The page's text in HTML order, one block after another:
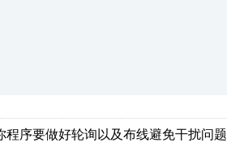
序要做好轮询以及布线避免干扰问题